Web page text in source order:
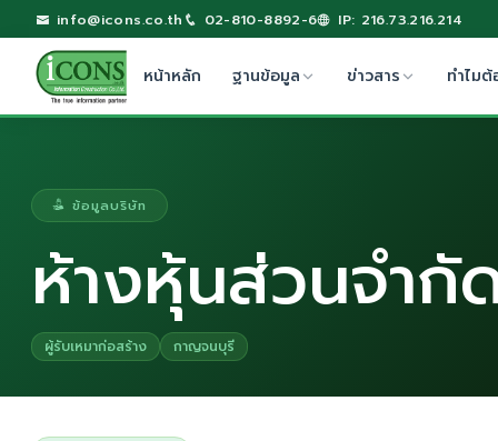
info@icons.co.th 02-810-8892-6 IP: 216.73.216.214
หน้าหลัก ฐานข้อมูล ข่าวสาร ทำไมต้
ข้อมูลบริษัท
ห้างหุ้นส่วนจำกั
ผู้รับเหมาก่อสร้าง กาญจนบุรี